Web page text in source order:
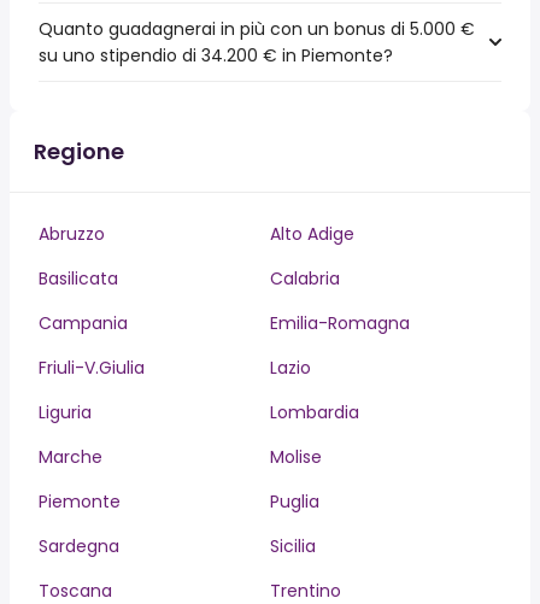
Quanto guadagnerai in più con un bonus di 5.000 €
su uno stipendio di 34.200 € in Piemonte?
Regione
Abruzzo
Alto Adige
Basilicata
Calabria
Campania
Emilia-Romagna
Friuli-V.Giulia
Lazio
Liguria
Lombardia
Marche
Molise
Piemonte
Puglia
Sardegna
Sicilia
Toscana
Trentino